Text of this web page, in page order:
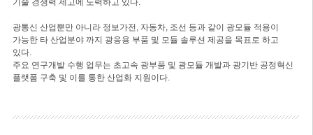
기술 경쟁력 제고에 노력하고 있다.
광통신 산업뿐만 아니라 정보가전, 자동차, 조선 등과 같이 광모듈 적용이
가능한 타 산업분야 까지 광응용 부품 및 모듈 솔루션 제공을 목표로 하고
있다.
주요 연구개발 수행 업무는 초고속 광부품 및 광모듈 개발과 광기반 공정혁신
플랫폼 구축 및 이를 통한 산업화 지원이다.